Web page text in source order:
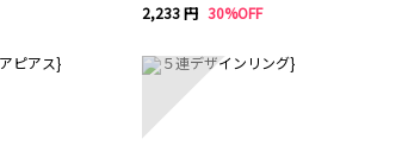
2,233 円 30%OFF